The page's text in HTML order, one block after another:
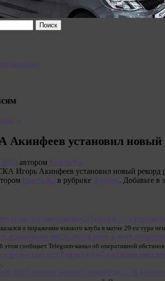
→
установил новый
автором Газета.Ru
Игорь Акинфеев установил новый рекорд
Газета.Ru в рубрике Футбол. Добавьте в
о поражении южного клуба в матче 29-го тура
этом сообщает Telegram-канал об оперативной